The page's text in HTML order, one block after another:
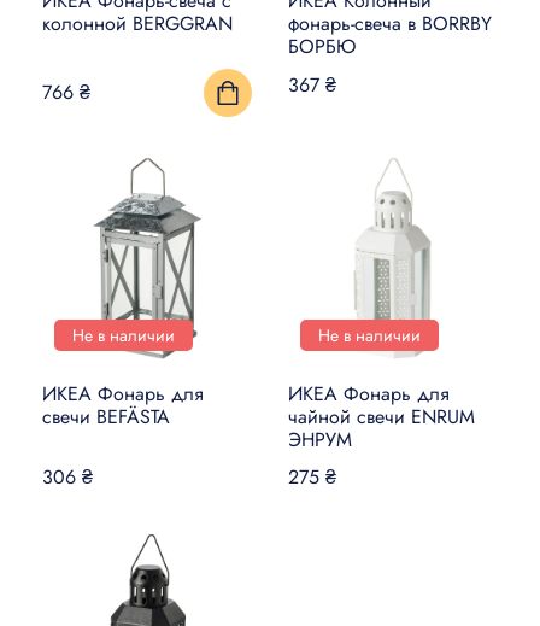
колонной BERGGRAN
766 ₴
фонарь-свеча в BORRBY
БОРБЮ
367 ₴
Не в наличии
ИКЕА Фонарь для
свечи BEFÄSTA
306 ₴
Не в наличии
ИКЕА Фонарь для
чайной свечи ENRUM
ЭНРУМ
275 ₴